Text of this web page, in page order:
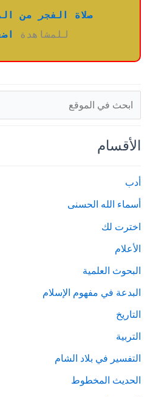
صلاة الفجر من
للمشاهدة
البحث
الأقسام
أدب
أسماء الله الحسنى
اخترت لك
الأعلام
البحوث العلمية
البدعة في مفهوم الإسلام
التاريخ
التربية
التفسير في بلاد الشام
الحديث المخطوط